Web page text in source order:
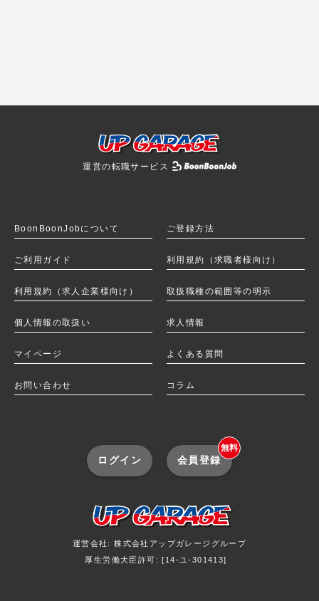
運営の転職サービス
BoonBoonJobについて ご登録方法
ご利用ガイド 利用規約（求職者様向け）
利用規約（求人企業様向け） 取扱職種の範囲等の明示
個人情報の取扱い 求人情報
マイページ よくある質問
お問い合わせ コラム
ログイン 会員登録
無料
運営会社: 株式会社アップガレージグループ
厚生労働大臣許可: [14-ユ-301413]